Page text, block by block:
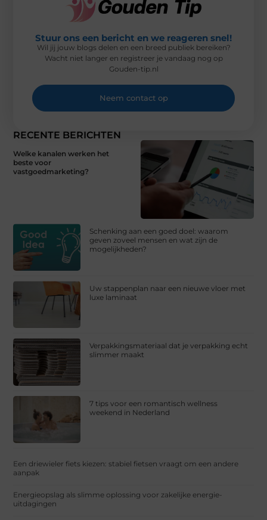
RECENTE BERICHTEN
Welke kanalen werken het
beste voor
vastgoedmarketing?
Schenking aan een goed doel: waarom
geven zoveel mensen en wat zijn de
mogelijkheden?
Uw stappenplan naar een nieuwe vloer met
luxe laminaat
Verpakkingsmateriaal dat je verpakking echt
slimmer maakt
7 tips voor een romantisch wellness
weekend in Nederland
Een driewieler fiets kiezen: stabiel fietsen vraagt om een andere
aanpak
Energieopslag als slimme oplossing voor zakelijke energie-
uitdagingen
Stuur ons een bericht en we reageren snel!
Wil jij jouw blogs delen en een breed publiek bereiken?
Wacht niet langer en registreer je vandaag nog op
Gouden-tip.nl
Neem contact op